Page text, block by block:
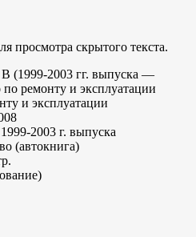
просмотра скрытого текста.
B (1999-2003 гг. выпуска —
по ремонту и эксплуатации
и эксплуатации
2003 г. выпуска
(автокнига)